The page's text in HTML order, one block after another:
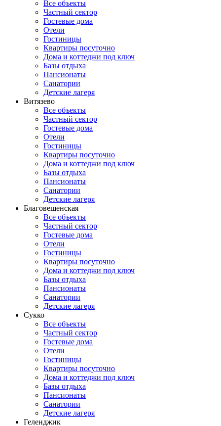
Все объекты
Частный сектор
Гостевые дома
Отели
Гостиницы
Квартиры посуточно
Дома и коттеджи под ключ
Базы отдыха
Пансионаты
Санатории
Детские лагеря
Витязево
Все объекты
Частный сектор
Гостевые дома
Отели
Гостиницы
Квартиры посуточно
Дома и коттеджи под ключ
Базы отдыха
Пансионаты
Санатории
Детские лагеря
Благовещенская
Все объекты
Частный сектор
Гостевые дома
Отели
Гостиницы
Квартиры посуточно
Дома и коттеджи под ключ
Базы отдыха
Пансионаты
Санатории
Детские лагеря
Сукко
Все объекты
Частный сектор
Гостевые дома
Отели
Гостиницы
Квартиры посуточно
Дома и коттеджи под ключ
Базы отдыха
Пансионаты
Санатории
Детские лагеря
Геленджик